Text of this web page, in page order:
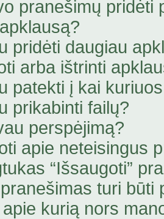
pranešimų pridėti
pridėti daugiau
arba ištrinti
patekti į kai
prikabinti failų?
perspėjimą?
apie neteisingus
“Išsaugoti”
turi būti
kurią nors